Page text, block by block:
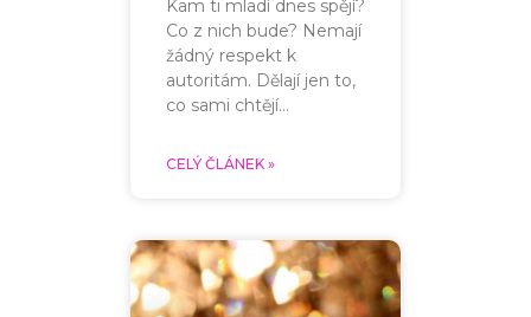
Kam ti mladí dnes spějí?
Co z nich bude? Nemají
žádný respekt k
autoritám. Dělají jen to,
co sami chtějí…
CELÝ ČLÁNEK »